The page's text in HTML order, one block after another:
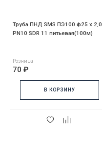
Труба ПНД SMS ПЭ100 ф25 х 2,0
PN10 SDR 11 питьевая(100м)
Розница
70 ₽
В КОРЗИНУ